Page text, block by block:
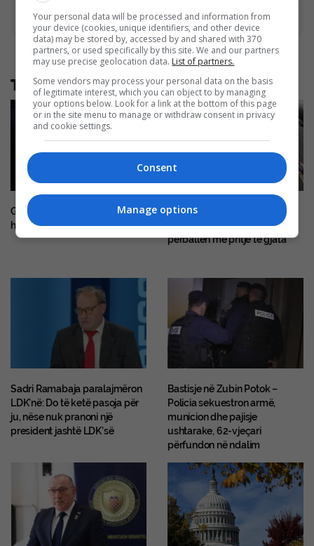
Advertisement
Të tjera nga rubrika
Gjermania i ekstradon Kosovës
hajnin e shumëkërkuar
Kolona të gjata në kufirin
Serbi–Kroaci, mërgimtarët
përballen me pritje të gjata
Sadri Ramabaja paralajmëron
LDK’në: Do të ketë pasoja për
ju, nëse nuk pranoni një
president jashtë LDK’së
Bastisje në Zubin Potok –
Policia sekuestron armë,
municion dhe pajisje
ushtarake, 62-vjeçari
përfundon në ndalim
Your personal data will be processed and information from
your device (cookies, unique identifiers, and other device
data) may be stored by, accessed by and shared with 370
partners, or used specifically by this site. We and our partners
may use precise geolocation data. List of partners.
Some vendors may process your personal data on the basis
of legitimate interest, which you can object to by managing
your options below. Look for a link at the bottom of this page
or in the site menu to manage or withdraw consent in privacy
and cookie settings.
Consent
Manage options